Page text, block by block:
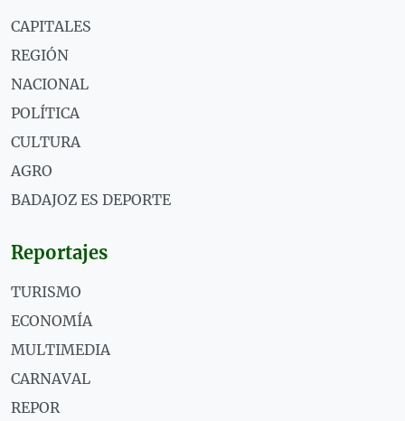
CAPITALES
REGIÓN
NACIONAL
POLÍTICA
CULTURA
AGRO
BADAJOZ ES DEPORTE
Reportajes
TURISMO
ECONOMÍA
MULTIMEDIA
CARNAVAL
REPOR